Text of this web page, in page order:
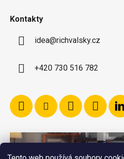
Kontakty
idea@richvalsky.cz
+420 730 516 782